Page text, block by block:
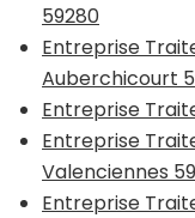
59280
Entreprise
Auberchicourt
Entreprise
Entreprise
Valenciennes
Entreprise